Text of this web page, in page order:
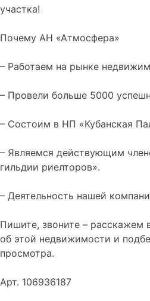
участка!
Почему АН «Атмосфера»
– Работаем на рынке
– Провели больше 5000
– Состоим в НП «Кубанская
– Являемся действующим
гильдии риелторов».
– Деятельность нашей
Пишите, звоните – расскажем
об этой недвижимости и
просмотра.
Арт. 106936187